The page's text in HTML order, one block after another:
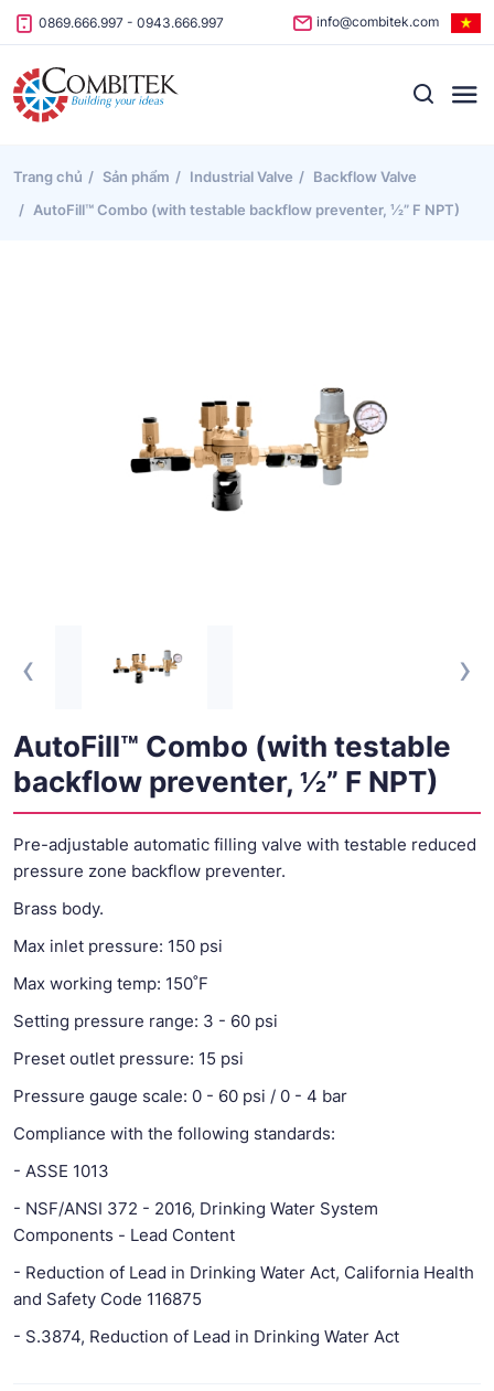
Skip to content
0869.666.997 - 0943.666.997 info@combitek.com
Trang chủ Sản phẩm Industrial Valve
Backflow Valve
AutoFill™ Combo (with testable backflow preventer, ½” F NPT)
‹ ›
AutoFill™ Combo (with testable
backflow preventer, ½” F NPT)
Pre-adjustable automatic filling valve with testable reduced
pressure zone backflow preventer.
Brass body.
Max inlet pressure: 150 psi
Max working temp: 150˚F
Setting pressure range: 3 - 60 psi
Preset outlet pressure: 15 psi
Pressure gauge scale: 0 - 60 psi / 0 - 4 bar
Compliance with the following standards:
- ASSE 1013
- NSF/ANSI 372 - 2016, Drinking Water System
Components - Lead Content
- Reduction of Lead in Drinking Water Act, California Health
and Safety Code 116875
- S.3874, Reduction of Lead in Drinking Water Act